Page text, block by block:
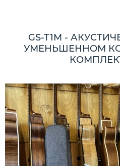
GS-T1M -
УМЕНЬШЕННОМ